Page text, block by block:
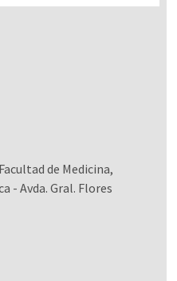
de Medicina,
- Avda. Gral. Flores